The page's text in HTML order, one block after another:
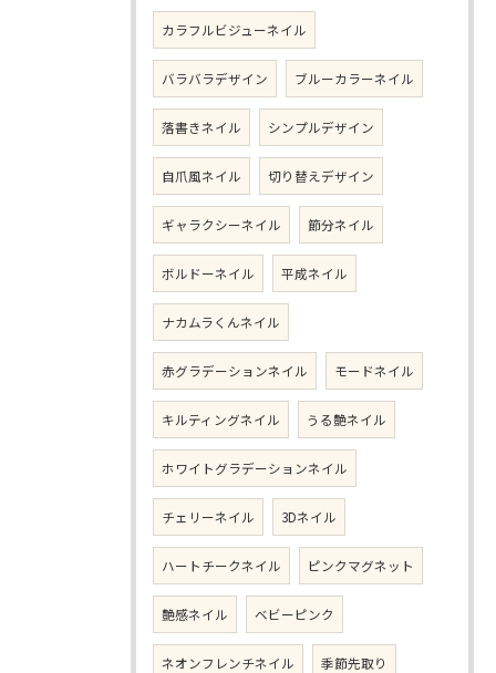
カラフルビジューネイル
バラバラデザイン ブルーカラーネイル
落書きネイル シンプルデザイン
自爪風ネイル 切り替えデザイン
ギャラクシーネイル 節分ネイル
ボルドーネイル 平成ネイル
ナカムラくんネイル
赤グラデーションネイル モードネイル
キルティングネイル うる艶ネイル
ホワイトグラデーションネイル
チェリーネイル 3Dネイル
ハートチークネイル ピンクマグネット
艶感ネイル ベビーピンク
ネオンフレンチネイル 季節先取り